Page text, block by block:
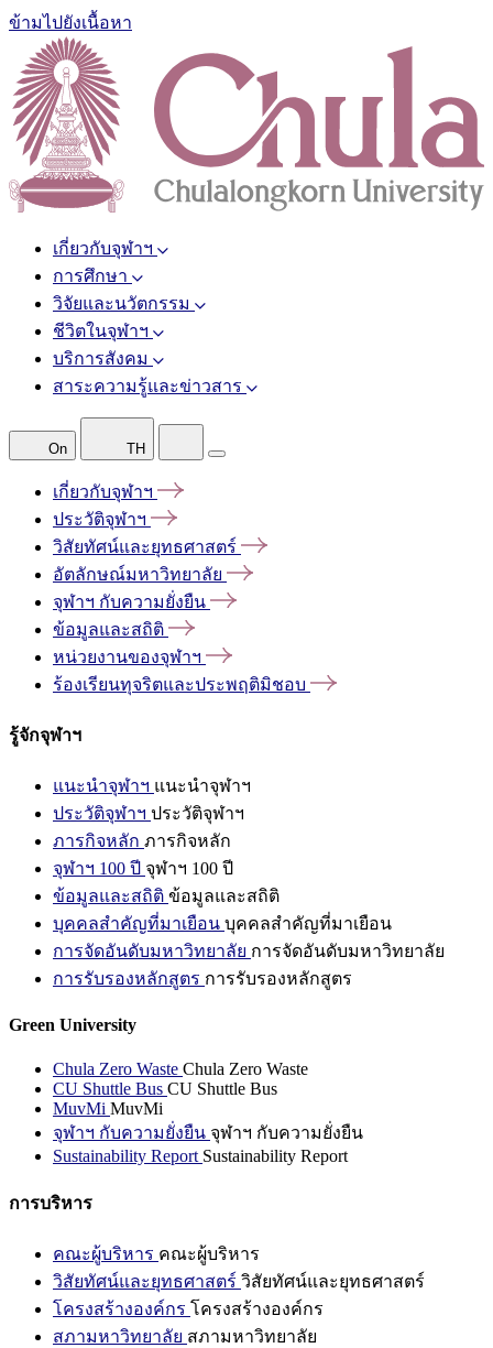
ข้ามไปยังเนื้อหา
เกี่ยวกับจุฬาฯ
การศึกษา
วิจัยและนวัตกรรม
ชีวิตในจุฬาฯ
บริการสังคม
สาระความรู้และข่าวสาร
On TH
เกี่ยวกับจุฬาฯ
ประวัติจุฬาฯ
วิสัยทัศน์และยุทธศาสตร์
อัตลักษณ์มหาวิทยาลัย
จุฬาฯ กับความยั่งยืน
ข้อมูลและสถิติ
หน่วยงานของจุฬาฯ
ร้องเรียนทุจริตและประพฤติมิชอบ
รู้จักจุฬาฯ
แนะนำจุฬาฯ แนะนำจุฬาฯ
ประวัติจุฬาฯ ประวัติจุฬาฯ
ภารกิจหลัก ภารกิจหลัก
จุฬาฯ 100 ปี จุฬาฯ 100 ปี
ข้อมูลและสถิติ ข้อมูลและสถิติ
บุคคลสำคัญที่มาเยือน บุคคลสำคัญที่มาเยือน
การจัดอันดับมหาวิทยาลัย การจัดอันดับมหาวิทยาลัย
การรับรองหลักสูตร การรับรองหลักสูตร
Green University
Chula Zero Waste Chula Zero Waste
CU Shuttle Bus CU Shuttle Bus
MuvMi MuvMi
จุฬาฯ กับความยั่งยืน จุฬาฯ กับความยั่งยืน
Sustainability Report Sustainability Report
การบริหาร
คณะผู้บริหาร คณะผู้บริหาร
วิสัยทัศน์และยุทธศาสตร์ วิสัยทัศน์และยุทธศาสตร์
โครงสร้างองค์กร โครงสร้างองค์กร
สภามหาวิทยาลัย สภามหาวิทยาลัย